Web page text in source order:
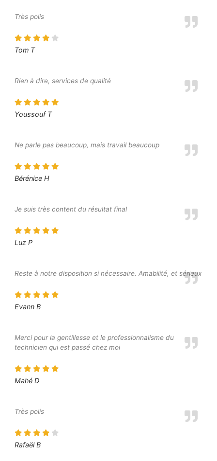
Très polis
Tom T
Rien à dire, services de qualité
Youssouf T
Ne parle pas beaucoup, mais travail beaucoup
Bérénice H
Je suis très content du résultat final
Luz P
Reste à notre disposition si nécessaire. Amabilité, et sérieux
Evann B
Merci pour la gentillesse et le professionnalisme du
technicien qui est passé chez moi
Mahé D
Très polis
Rafaël B